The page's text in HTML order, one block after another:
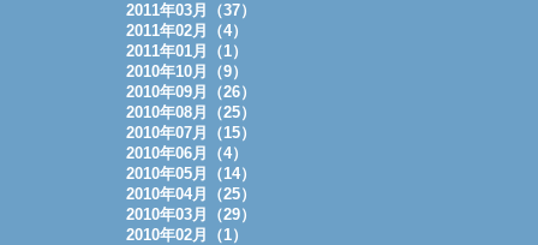
2011年03月（37）
2011年02月（4）
2011年01月（1）
2010年10月（9）
2010年09月（26）
2010年08月（25）
2010年07月（15）
2010年06月（4）
2010年05月（14）
2010年04月（25）
2010年03月（29）
2010年02月（1）